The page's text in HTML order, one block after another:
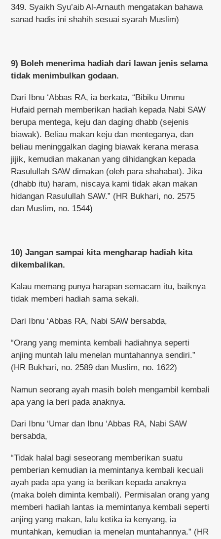
349. Syaikh Syu’aib Al-Arnauth mengatakan bahawa
sanad hadis ini shahih sesuai syarah Muslim)
9) Boleh menerima hadiah dari lawan jenis selama
tidak menimbulkan godaan.
Dari Ibnu ‘Abbas RA, ia berkata, “Bibiku Ummu
Hufaid pernah memberikan hadiah kepada Nabi SAW
berupa mentega, keju dan daging dhabb (sejenis
biawak). Beliau makan keju dan menteganya, dan
beliau meninggalkan daging biawak kerana merasa
jijik, kemudian makanan yang dihidangkan kepada
Rasulullah SAW dimakan (oleh para shahabat). Jika
(dhabb itu) haram, niscaya kami tidak akan makan
hidangan Rasulullah SAW.” (HR Bukhari, no. 2575
dan Muslim, no. 1544)
10) Jangan sampai kita mengharap hadiah kita
dikembalikan.
Kalau memang punya harapan semacam itu, baiknya
tidak memberi hadiah sama sekali.
Dari Ibnu ‘Abbas RA, Nabi SAW bersabda,
“Orang yang meminta kembali hadiahnya seperti
anjing muntah lalu menelan muntahannya sendiri.”
(HR Bukhari, no. 2589 dan Muslim, no. 1622)
Namun seorang ayah masih boleh mengambil kembali
apa yang ia beri pada anaknya.
Dari Ibnu ‘Umar dan Ibnu ‘Abbas RA, Nabi SAW
bersabda,
“Tidak halal bagi seseorang memberikan suatu
pemberian kemudian ia memintanya kembali kecuali
ayah pada apa yang ia berikan kepada anaknya
(maka boleh diminta kembali). Permisalan orang yang
memberi hadiah lantas ia memintanya kembali seperti
anjing yang makan, lalu ketika ia kenyang, ia
muntahkan, kemudian ia menelan muntahannya.” (HR